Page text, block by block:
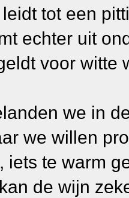
tot een
echter uit
voor witte
we in
we willen
iets te warm
de wijn